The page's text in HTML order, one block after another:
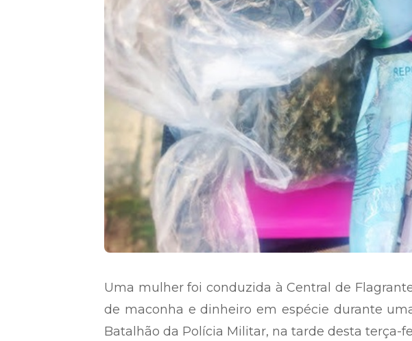
Uma mulher foi conduzida à Central de
de maconha e dinheiro em espécie durante
Batalhão da Polícia Militar, na tarde desta terça-